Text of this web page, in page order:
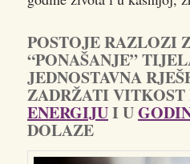
POSTOJE RAZLOZI
“PONAŠANJE”
JEDNOSTAVNA
ZADRŽATI
ENERGIJUI U
DOLAZE